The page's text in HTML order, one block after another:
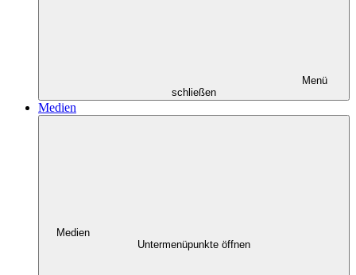
Menü
schließen
Medien
Medien
Untermenüpunkte öffnen